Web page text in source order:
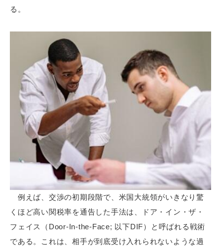
る。
例えば、交渉の初期段階で、米国大統領がいきなり驚
くほど高い関税率を通告した手法は、ドア・イン・ザ・
フェイス（Door-In-the-Face; 以下DIF）と呼ばれる戦術
である。これは、相手が到底受け入れられないような過